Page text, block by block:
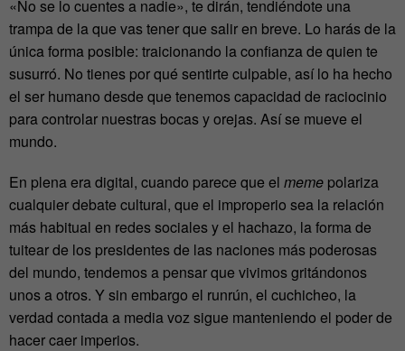
«No se lo cuentes a nadie», te dirán, tendiéndote una
trampa de la que vas tener que salir en breve. Lo harás de la
única forma posible: traicionando la confianza de quien te
susurró. No tienes por qué sentirte culpable, así lo ha hecho
el ser humano desde que tenemos capacidad de raciocinio
para controlar nuestras bocas y orejas. Así se mueve el
mundo.
En plena era digital, cuando parece que el meme polariza
cualquier debate cultural, que el improperio sea la relación
más habitual en redes sociales y el hachazo, la forma de
tuitear de los presidentes de las naciones más poderosas
del mundo, tendemos a pensar que vivimos gritándonos
unos a otros. Y sin embargo el runrún, el cuchicheo, la
verdad contada a media voz sigue manteniendo el poder de
hacer caer imperios.